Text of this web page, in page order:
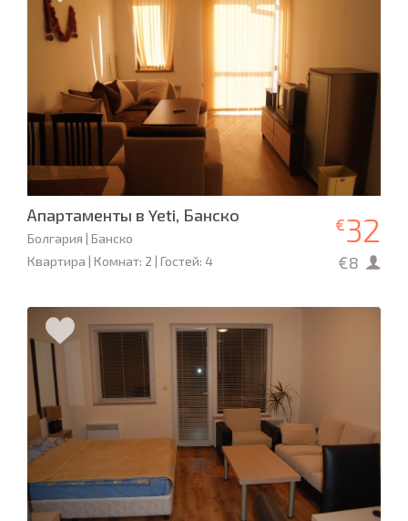
Апартаменты в Yeti, Банско
Болгария | Банско
Квартира | Комнат: 2 | Гостей: 4
€32
€8